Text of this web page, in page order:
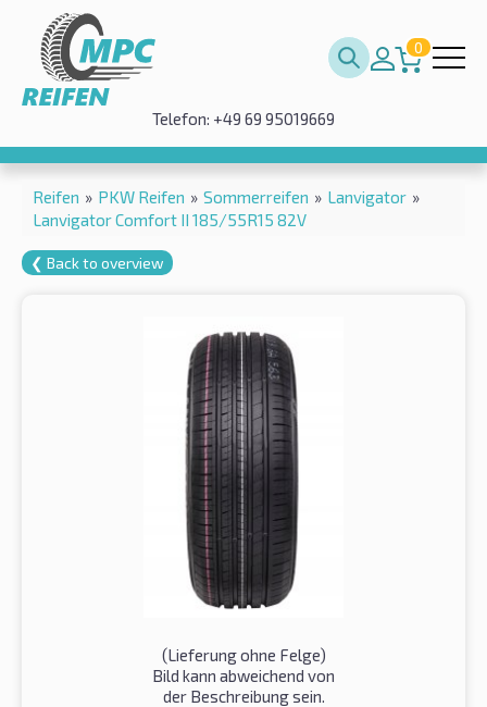
0
Telefon: +49 69 95019669
Reifen » PKW Reifen » Sommerreifen » Lanvigator »
Lanvigator Comfort II 185/55R15 82V
❮ Back to overview
(Lieferung ohne Felge)
Bild kann abweichend von
der Beschreibung sein.